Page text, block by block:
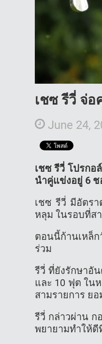
เชซ รีวี่ จ่
June 24,
เชซ รีวี่ โปรกอ
นำคู่แข่งอยู่ 6 ช
เชซ รีวี่ มีอัตรา
หลุม ในรอบที่ส
ตอนนี้ก้านเหล็
ร่วม
รีวี่ ที่ยังรักษาอั
และ 10 ฟุต ใน
สามรายการ ย
รีวี่ กล่าวผ่าน ก
พยายามทำให้ดี